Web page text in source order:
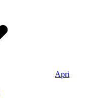
Apri